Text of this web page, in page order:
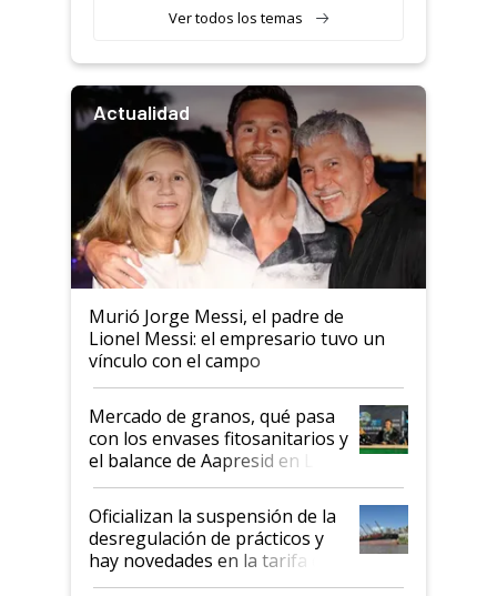
Ver todos los temas
Actualidad
Murió Jorge Messi, el padre de
Lionel Messi: el empresario tuvo un
vínculo con el campo
Mercado de granos, qué pasa
con los envases fitosanitarios y
el balance de Aapresid en La
Posta
Oficializan la suspensión de la
desregulación de prácticos y
hay novedades en la tarifa de
la hidrovía